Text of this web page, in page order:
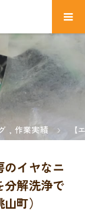
, 作業実績
のイヤなニ
分解洗浄で
町）